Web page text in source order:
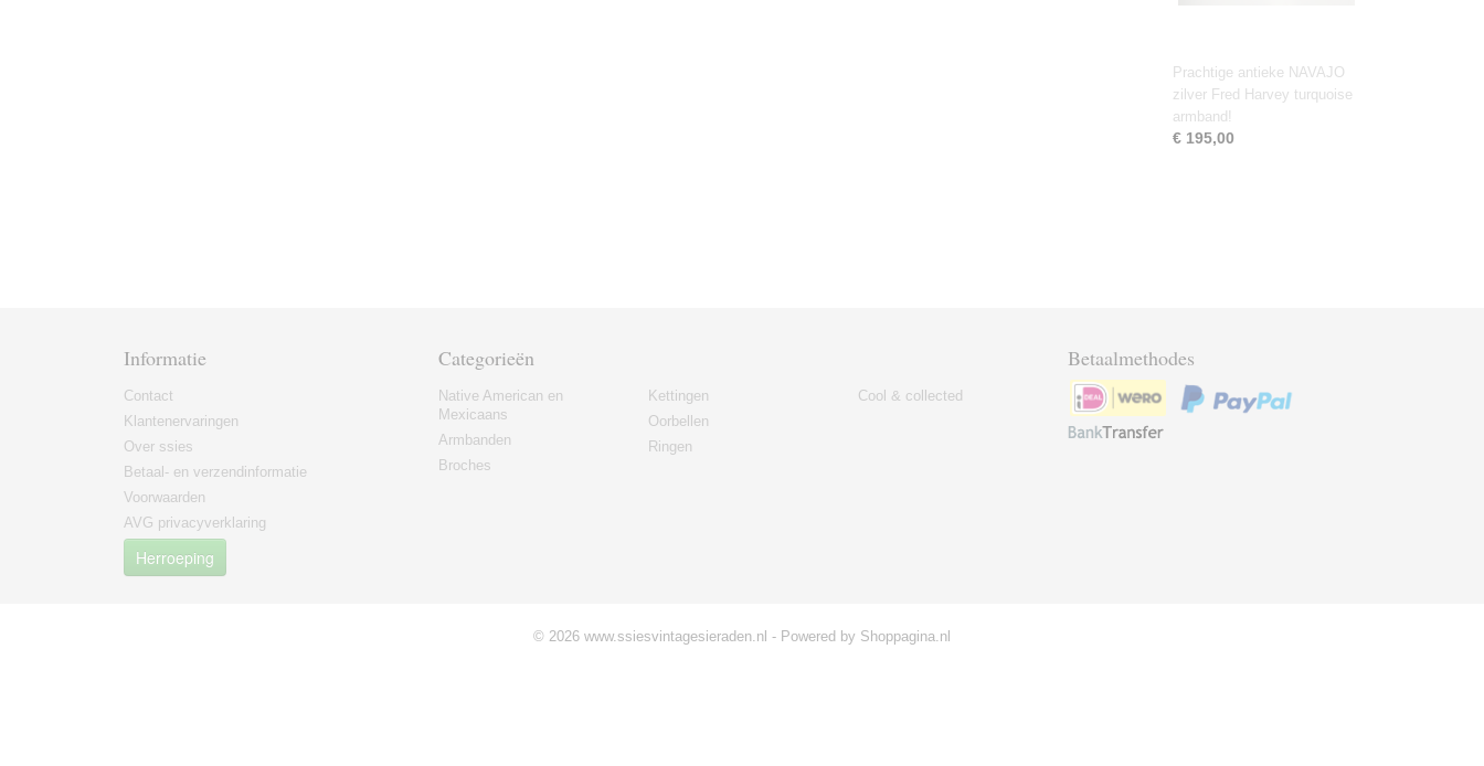
Prachtige antieke NAVAJO
zilver Fred Harvey turquoise
armband!
€ 195,00
Informatie
Contact
Klantenervaringen
Over ssies
Betaal- en verzendinformatie
Voorwaarden
AVG privacyverklaring
Herroeping
Categorieën
Native American en
Mexicaans
Armbanden
Broches
Kettingen
Oorbellen
Ringen
Cool & collected
Betaalmethodes
© 2026 www.ssiesvintagesieraden.nl - Powered by Shoppagina.nl